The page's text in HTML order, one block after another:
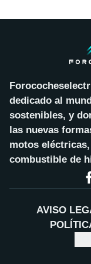
dedicado al
sostenibles, y
las nuevas
motos
combustible de
AVISO